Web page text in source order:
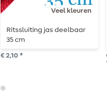
Veel kleuren
Ritssluiting jas deelbaar
35 cm
€ 2,10 *